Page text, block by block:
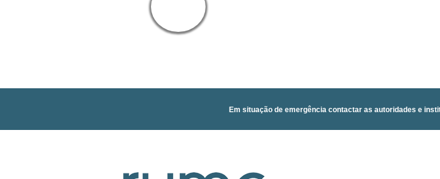
Em situação de emergência contactar as autoridades e